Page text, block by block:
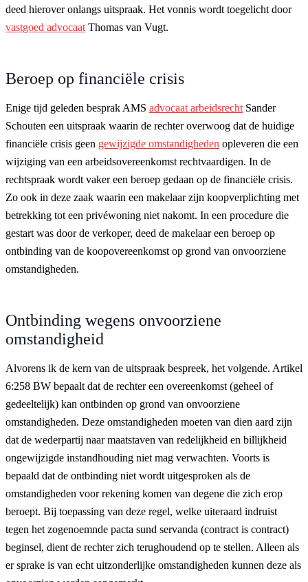
deed hierover onlangs uitspraak. Het vonnis wordt toegelicht door
vastgoed advocaat Thomas van Vugt.
Beroep op financiële crisis
Enige tijd geleden besprak AMS advocaat arbeidsrecht Sander
Schouten een uitspraak waarin de rechter overwoog dat de huidige
financiële crisis geen gewijzigde omstandigheden opleveren die een
wijziging van een arbeidsovereenkomst rechtvaardigen. In de
rechtspraak wordt vaker een beroep gedaan op de financiële crisis.
Zo ook in deze zaak waarin een makelaar zijn koopverplichting met
betrekking tot een privéwoning niet nakomt. In een procedure die
gestart was door de verkoper, deed de makelaar een beroep op
ontbinding van de koopovereenkomst op grond van onvoorziene
omstandigheden.
Ontbinding wegens onvoorziene
omstandigheid
Alvorens ik de kern van de uitspraak bespreek, het volgende. Artikel
6:258 BW bepaalt dat de rechter een overeenkomst (geheel of
gedeeltelijk) kan ontbinden op grond van onvoorziene
omstandigheden. Deze omstandigheden moeten van dien aard zijn
dat de wederpartij naar maatstaven van redelijkheid en billijkheid
ongewijzigde instandhouding niet mag verwachten. Voorts is
bepaald dat de ontbinding niet wordt uitgesproken als de
omstandigheden voor rekening komen van degene die zich erop
beroept. Bij toepassing van deze regel, welke uiteraard indruist
tegen het zogenoemnde pacta sund servanda (contract is contract)
beginsel, dient de rechter zich terughoudend op te stellen. Alleen als
er sprake is van echt uitzonderlijke omstandigheden kunnen deze als